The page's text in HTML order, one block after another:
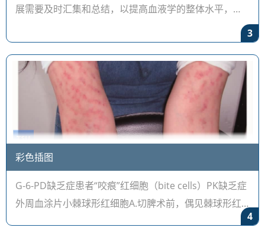
展需要及时汇集和总结，以提高血液学的整体水平，并
3
彩色插图
G-6-PD缺乏症患者“咬痕”红细胞（bite cells）PK缺乏症
外周血涂片小棘球形红细胞A.切脾术前，偶见棘球形红
4